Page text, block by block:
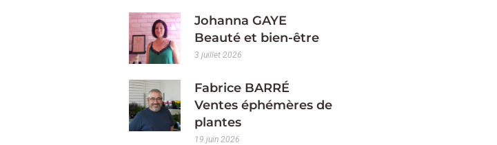
Johanna GAYE
Beauté et bien-être
3 juillet 2026
Fabrice BARRÉ
Ventes éphémères de
plantes
19 juin 2026